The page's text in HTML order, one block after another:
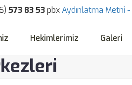
573 83 53pbxAydınlatma Metni -
Hekimlerimiz Galeri